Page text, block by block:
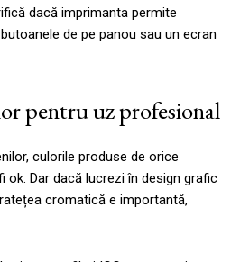
dacă imprimanta permite
de pe panou sau un ecran
pentru uz profesional
culorile produse de orice
ok. Dar dacă lucrezi în design grafic
cromatică e importantă,